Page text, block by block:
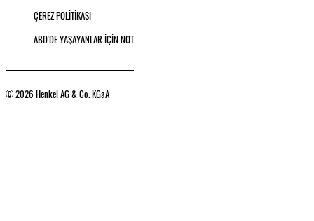
ÇEREZ POLİTİKASI
ABD'DE YAŞAYANLAR İÇİN NOT
© 2026 Henkel AG & Co. KGaA